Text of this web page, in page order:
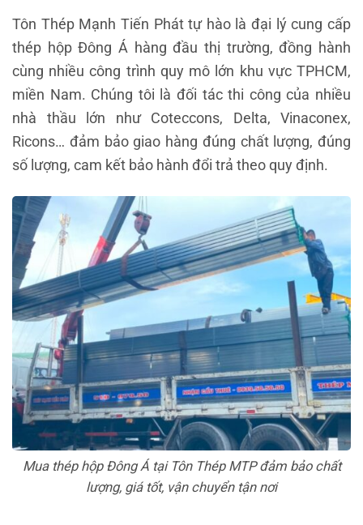
Tôn Thép Mạnh Tiến Phát tự hào là đại lý cung cấp
thép hộp Đông Á hàng đầu thị trường, đồng hành
cùng nhiều công trình quy mô lớn khu vực TPHCM,
miền Nam. Chúng tôi là đối tác thi công của nhiều
nhà thầu lớn như Coteccons, Delta, Vinaconex,
Ricons… đảm bảo giao hàng đúng chất lượng, đúng
số lượng, cam kết bảo hành đổi trả theo quy định.
Mua thép hộp Đông Á tại Tôn Thép MTP đảm bảo chất
lượng, giá tốt, vận chuyển tận nơi